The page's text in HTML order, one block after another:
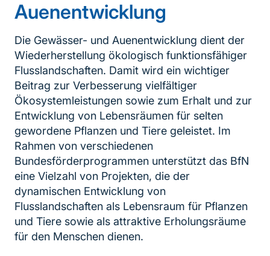
Auenentwicklung
Die Gewässer- und Auenentwicklung dient der
Wiederherstellung ökologisch funktionsfähiger
Flusslandschaften. Damit wird ein wichtiger
Beitrag zur Verbesserung vielfältiger
Ökosystemleistungen sowie zum Erhalt und zur
Entwicklung von Lebensräumen für selten
gewordene Pflanzen und Tiere geleistet. Im
Rahmen von verschiedenen
Bundesförderprogrammen unterstützt das BfN
eine Vielzahl von Projekten, die der
dynamischen Entwicklung von
Flusslandschaften als Lebensraum für Pflanzen
und Tiere sowie als attraktive Erholungsräume
für den Menschen dienen.